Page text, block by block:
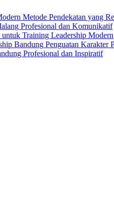
Metode Pendekatan yang
Profesional dan Komunikatif
Training Leadership Modern
Bandung Penguatan Karakter
Profesional dan Inspiratif